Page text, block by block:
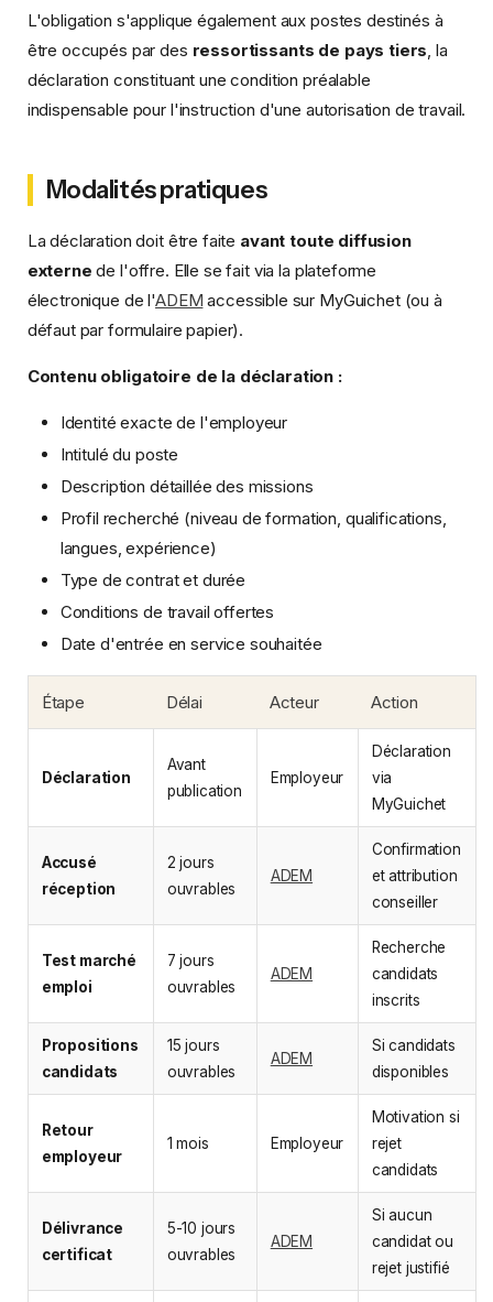
L'obligation s'applique également aux postes destinés à
être occupés par des ressortissants de pays tiers , la
déclaration constituant une condition préalable
indispensable pour l'instruction d'une autorisation de travail.
Modalités pratiques
La déclaration doit être faite avant toute diffusion
externe de l'offre. Elle se fait via la plateforme
électronique de l'ADEM accessible sur MyGuichet (ou à
défaut par formulaire papier).
Contenu obligatoire de la déclaration :
Identité exacte de l'employeur
Intitulé du poste
Description détaillée des missions
Profil recherché (niveau de formation, qualifications,
langues, expérience)
Type de contrat et durée
Conditions de travail offertes
Date d'entrée en service souhaitée
Étape Délai Acteur Action
Déclaration
Avant
publication
Employeur
Déclaration
via
MyGuichet
Accusé
réception
2 jours
ouvrables
ADEM
Confirmation
et attribution
conseiller
Test marché
emploi
7 jours
ouvrables
ADEM
Recherche
candidats
inscrits
Propositions
candidats
15 jours
ouvrables
ADEM
Si candidats
disponibles
Retour
employeur
1 mois Employeur
Motivation si
rejet
candidats
Délivrance
certificat
5-10 jours
ouvrables
ADEM
Si aucun
candidat ou
rejet justifié